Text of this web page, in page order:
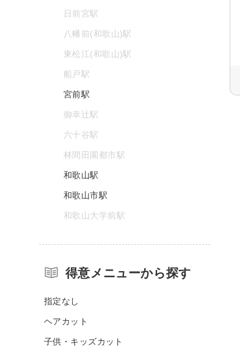
日前宮駅
八幡前(和歌山)駅
東松江(和歌山)駅
船戸駅
宮前駅
御幸辻駅
六十谷駅
林間田園都市駅
和歌山駅
和歌山市駅
和歌山大学前駅
得意メニューから探す
指定なし
ヘアカット
子供・キッズカット